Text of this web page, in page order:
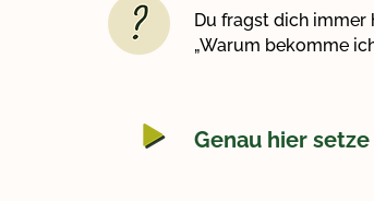
Du fragst dich immer
„Warum bekomme
Genau hier setze